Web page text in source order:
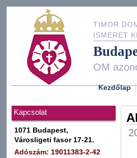
TIMOR
ISMERET
OM
Kezdőlap
Kapcsolat
1071 Budapest,
Városligeti fasor 17-21.
Adószám: 19011383-2-42